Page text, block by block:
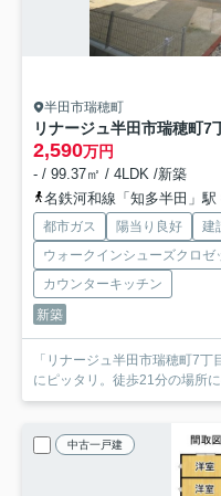
半田市瑞穂町
リナージュ半田市瑞穂町
2,590万円
- / 99.37㎡ / 4LDK /新築
名鉄河和線「知多半田」駅
都市ガス 陽当り良好
建
ウォークインシューズクロゼ
カウンターキッチン
新築
「リナージュ半田市瑞穂町7
にピッタリ。徒歩21分の場所
中古一戸建